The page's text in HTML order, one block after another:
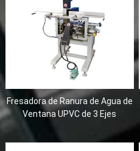
Fresadora de Ranura de Agua de
Ventana UPVC de 3 Ejes